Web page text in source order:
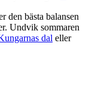
den bästa balansen
Undvik sommaren
dal eller